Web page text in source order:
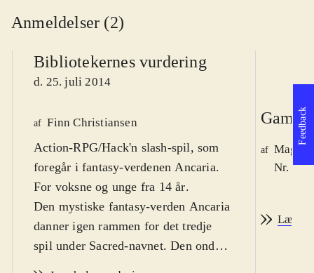
Anmeldelser (2)
Bibliotekernes vurdering
d. 25. juli 2014
af Finn Christiansen
Action-RPG/Hack'n slash-spil, som
foregår i fantasy-verdenen Ancaria.
For voksne og unge fra 14 år.
Den mystiske fantasy-verden Ancaria
danner igen rammen for det tredje
spil under Sacred-navnet. Den onde
Game
af
Nr.
Læs
Feedback